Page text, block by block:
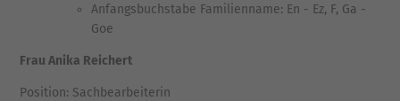
Anfangsbuchstabe Familienname: En - Ez, F, Ga -
Goe
Frau Anika Reichert
Position: Sachbearbeiterin